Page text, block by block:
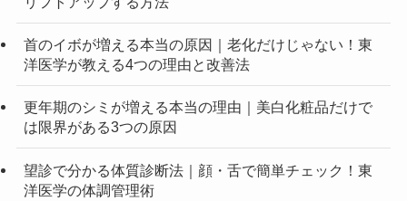
首のイボが増える本当の原因｜老化だけじゃない！東
洋医学が教える4つの理由と改善法
更年期のシミが増える本当の理由｜美白化粧品だけで
は限界がある3つの原因
望診で分かる体質診断法｜顔・舌で簡単チェック！東
洋医学の体調管理術